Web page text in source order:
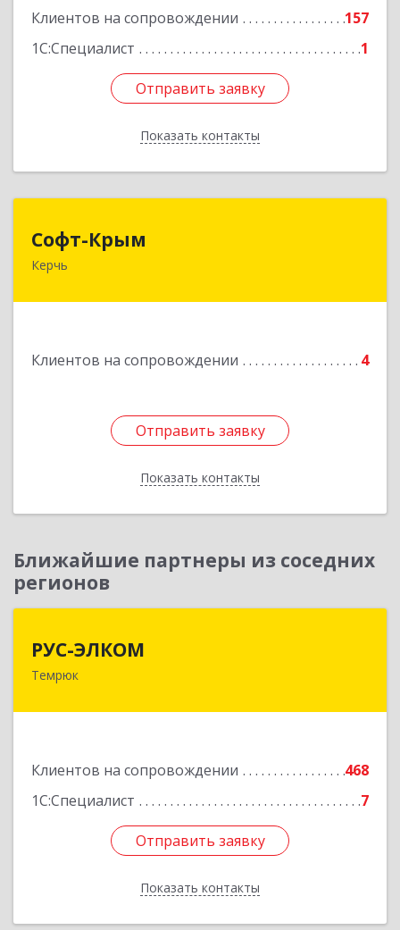
Клиентов на сопровождении
157
1С:Специалист
1
Отправить заявку
Показать контакты
Отправить заявку
Назад
Софт-Крым
Керчь
Клиентов на сопровождении 4
Отправить заявку
Показать контакты
Республика Калмыкия, г. Элиста, ул. Губаревича,
Отправить заявку
Назад
Ближайшие партнеры из соседних
регионов
РУС-ЭЛКОМ
Темрюк
Клиентов на сопровождении
468
1С:Специалист
7
Отправить заявку
Показать контакты
353500, Краснодарский край, Темрюкский р-н,
Отправить заявку
Назад